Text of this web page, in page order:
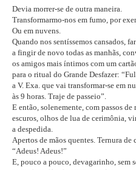
Devia morrer-se de outra maneira.
Transformarmo-nos em fumo, por
Ou em nuvens.
Quando nos sentíssemos cansados,
a fingir de novo todas as manhãs,
os amigos mais íntimos com um
para o ritual do Grande Desfazer:
a V. Exa. que vai transformar-se em
às 9 horas. Traje de passeio”.
E então, solenemente, com passos de
escuros, olhos de lua de cerimônia,
a despedida.
Apertos de mãos quentes. Ternura de
“Adeus! Adeus!”
E, pouco a pouco, devagarinho, sem